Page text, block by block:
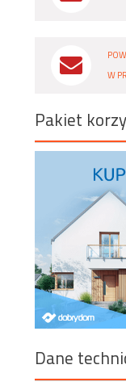
W
Pakiet
Dane